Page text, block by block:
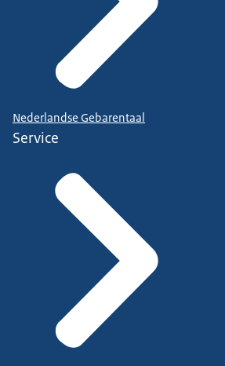
Nederlandse Gebarentaal
Service